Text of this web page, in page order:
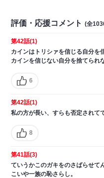
評価・応援コメント (全
第42話(1)
カインはトリシァを信じる自分を
カインを信じない自分を捨てられ
6
第42話(1)
私の方が長い、すらも否定されて
8
第41話(3)
ていうかこのガキをのさばらせて
こいや一族の恥さらし。